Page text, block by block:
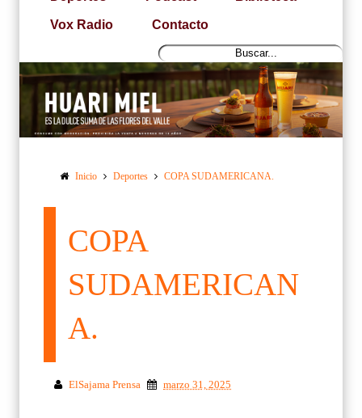
Vox Radio Contacto
Inicio Deportes COPA SUDAMERICANA.
COPA
SUDAMERICAN
A.
ElSajama Prensa marzo 31, 2025